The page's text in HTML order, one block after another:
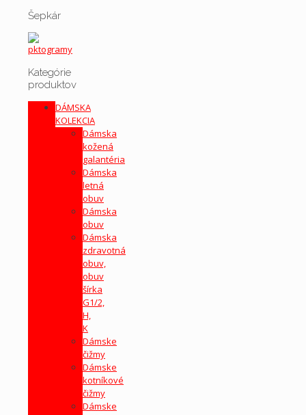
Šepkár
Kategórie
produktov
DÁMSKA
KOLEKCIA
Dámska
kožená
galantéria
Dámska
letná
obuv
Dámska
obuv
Dámska
zdravotná
obuv,
obuv
šírka
G1/2,
H,
K
Dámske
čižmy
Dámske
kotníkové
čižmy
Dámske